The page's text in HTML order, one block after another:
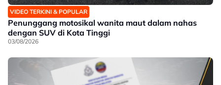
VIDEO TERKINI & POPULAR
Penunggang motosikal wanita maut dalam nahas
dengan SUV di Kota Tinggi
03/08/2026